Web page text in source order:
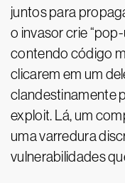
juntos para
o invasor crie
contendo código
clicarem em um
clandestinamente
exploit. Lá, um
uma varredura
vulnerabilidades